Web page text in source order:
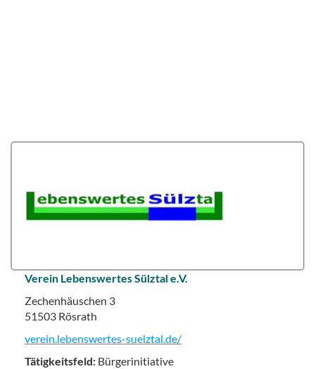
Verein Lebenswertes Sülztal e.V.
Zechenhäuschen 3
51503 Rösrath
verein.lebenswertes-suelztal.de/
Tätigkeitsfeld: Bürgerinitiative